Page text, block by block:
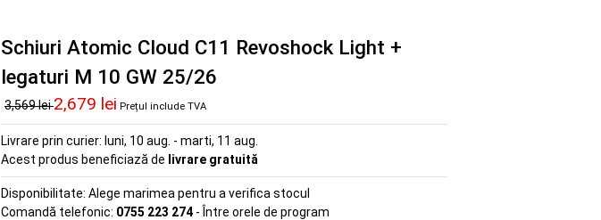
Schiuri Atomic Cloud C11 Revoshock Light +
legaturi M 10 GW 25/26
3,569 lei2,679 lei Prețul include TVA
Livrare prin curier: luni, 10 aug. - marti, 11 aug.
Acest produs beneficiază de livrare gratuită
Disponibilitate: Alege marimea pentru a verifica stocul
Comandă telefonic: 0755 223 274 - Între orele de program